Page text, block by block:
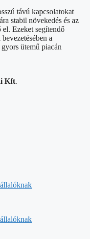
távú kapcsolatokat
stabil növekedés és az
el. Ezeket segítendő
a
ütemű piacán
Kft.